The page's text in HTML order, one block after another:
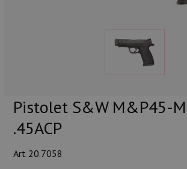
Pistolet S&W M&P45-
.45ACP
Art 20.7058
NOS CATÉGORIES PRINCIPALES
Lampes et accessoires